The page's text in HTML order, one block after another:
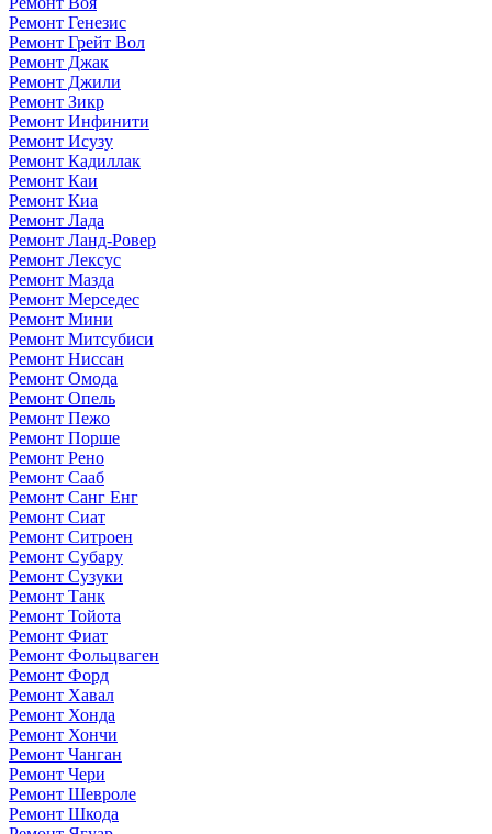
Ремонт Генезис
Ремонт Грейт Вол
Ремонт Джак
Ремонт Джили
Ремонт Зикр
Ремонт Инфинити
Ремонт Исузу
Ремонт Кадиллак
Ремонт Каи
Ремонт Киа
Ремонт Лада
Ремонт Ланд-Ровер
Ремонт Лексус
Ремонт Мазда
Ремонт Мерседес
Ремонт Мини
Ремонт Митсубиси
Ремонт Ниссан
Ремонт Омода
Ремонт Опель
Ремонт Пежо
Ремонт Порше
Ремонт Рено
Ремонт Сааб
Ремонт Санг Енг
Ремонт Сиат
Ремонт Ситроен
Ремонт Субару
Ремонт Сузуки
Ремонт Танк
Ремонт Тойота
Ремонт Фиат
Ремонт Фольцваген
Ремонт Форд
Ремонт Хавал
Ремонт Хонда
Ремонт Хончи
Ремонт Чанган
Ремонт Чери
Ремонт Шевроле
Ремонт Шкода